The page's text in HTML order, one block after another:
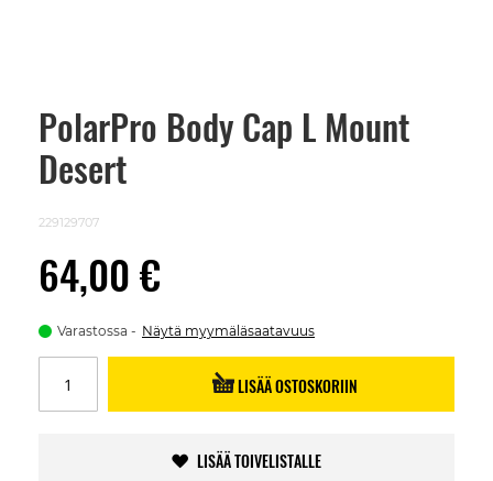
PolarPro Body Cap L Mount
Desert
229129707
64,00 €
Varastossa Näytä myymäläsaatavuus
LISÄÄ OSTOSKORIIN
LISÄÄ TOIVELISTALLE
Skip
beginning
images